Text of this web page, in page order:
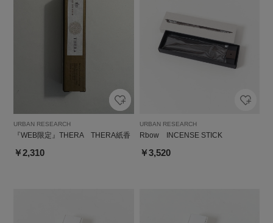
URBAN RESEARCH
『WEB限定』THERA THERA紙香
￥2,310
URBAN RESEARCH
Rbow INCENSE STICK
￥3,520